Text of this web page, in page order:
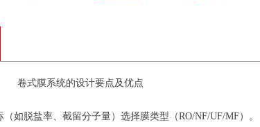
的设计要点及优点
如脱盐率、截留分子量）选择膜类型（RO/NF/UF/MF）。